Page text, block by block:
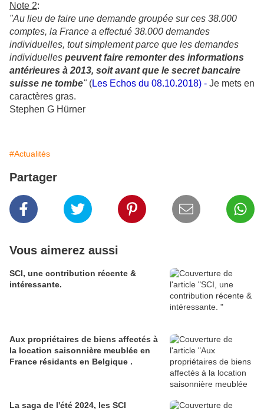
Note 2:
"Au lieu de faire une demande groupée sur ces 38.000
comptes, la France a effectué 38.000 demandes
individuelles, tout simplement parce que les demandes
individuelles peuvent faire remonter des informations
antérieures à 2013, soit avant que le secret bancaire
suisse ne tombe"(Les Echos du 08.10.2018) - Je mets en
caractères gras.
Stephen G Hürner
#Actualités
Partager
Vous aimerez aussi
SCI, une contribution récente &
intéressante.
Aux propriétaires de biens affectés à
la location saisonnière meublée en
France résidants en Belgique .
La saga de l'été 2024, les SCI